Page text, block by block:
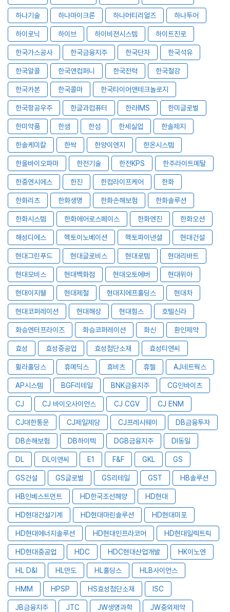
하나기술 하나마이크론 하나머티리얼즈 하나투어
하이로닉 하이브 하이비젼시스템 하이트진로
한국가스공사 한국금융지주 한국단자 한국석유
한국알콜 한국앤컴퍼니 한국전력 한국철강
한국카본 한국콜마 한국타이어앤테크놀로지
한국항공우주 한글과컴퓨터 한라IMS 한미글로벌
한미약품 한샘 한섬 한세실업 한솔제지
한솔케미칼 한싹 한양이엔지 한온시스템
한올바이오파마 한전기술 한전KPS 한주라이트메탈
한중엔시에스 한진 한컴라이프케어 한화
한화리츠 한화생명 한화손해보험 한화솔루션
한화시스템 한화에어로스페이스 한화엔진 한화오션
해성디에스 헥토이노베이션 헥토파이낸셜 현대건설
현대그린푸드 현대글로비스 현대로템 현대리바트
현대모비스 현대백화점 현대오토에버 현대위아
현대이지웰 현대제철 현대지에프홀딩스 현대차
현대코퍼레이션 현대해상 현대힘스 호텔신라
화승엔터프라이즈 화승코퍼레이션 화신 환인제약
효성 효성중공업 효성첨단소재 효성티앤씨
휠라홀딩스 휴메딕스 휴비츠 휴젤 AJ네트웍스
AP시스템 BGF리테일 BNK금융지주 CG인바이츠
CJ CJ 바이오사이언스 CJ CGV CJ ENM
CJ대한통운 CJ제일제당 CJ프레시웨이 DB금융투자
DB손해보험 DB하이텍 DGB금융지주 DI동일
DL DL이앤씨 E1 F&F GKL GS
GS건설 GS글로벌 GS리테일 GST HB솔루션
HB인베스트먼트 HD한국조선해양 HD현대
HD현대건설기계 HD현대마린솔루션 HD현대미포
HD현대에너지솔루션 HD현대인프라코어 HD현대일렉트릭
HD현대중공업 HDC HDC현대산업개발 HK이노엔
HL D&I HL만도 HL홀딩스 HLB사이언스
HMM HPSP HS효성첨단소재 ISC
JB금융지주 JTC JW생명과학 JW중외제약